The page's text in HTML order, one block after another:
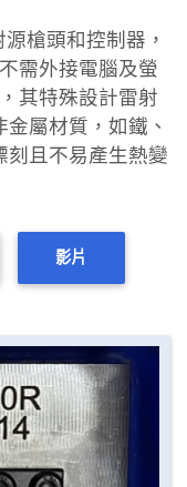
槍頭和控制器，
需外接電腦及螢
其特殊設計雷射
屬材質，如鐵、
刻且不易產生熱變
影片